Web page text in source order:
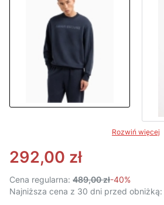
Rozwiń więcej
292,00 zł
Cena regularna: 489,00 zł-40%
Najniższa cena z 30 dni przed obniżką: